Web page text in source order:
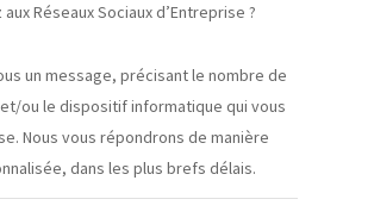
Réseaux Sociaux d’Entreprise ?
un message, précisant le nombre de
ou le dispositif informatique qui vous
Nous vous répondrons de manière
dans les plus brefs délais.